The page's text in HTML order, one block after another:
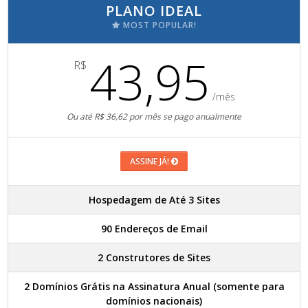
PLANO IDEAL
MOST POPULAR!
R$ 43,95 /mês
Ou até R$ 36,62 por mês se pago anualmente
ASSINE JÁ!
Hospedagem de Até 3 Sites
90 Endereços de Email
2 Construtores de Sites
2 Domínios Grátis na Assinatura Anual (somente para
domínios nacionais)